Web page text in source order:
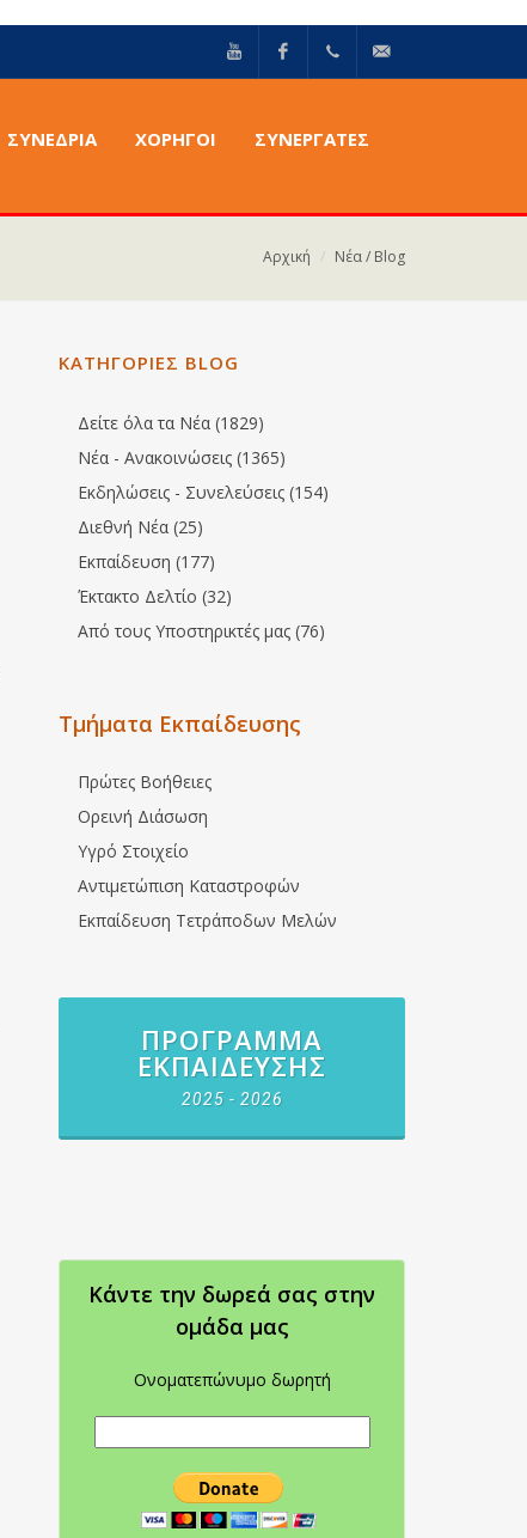
ΣΥΝΈΔΡΙΑ ΧΟΡΗΓΟΙ ΣΥΝΕΡΓΑΤΕΣ
Αρχική Νέα / Blog
ΚΑΤΗΓΟΡΙΕΣ BLOG
Δείτε όλα τα Νέα (1829)
Νέα - Ανακοινώσεις (1365)
Εκδηλώσεις - Συνελεύσεις (154)
Διεθνή Νέα (25)
Εκπαίδευση (177)
Έκτακτο Δελτίο (32)
Από τους Υποστηρικτές μας (76)
Τμήματα Εκπαίδευσης
Πρώτες Βοήθειες
Ορεινή Διάσωση
Υγρό Στοιχείο
Αντιμετώπιση Καταστροφών
Εκπαίδευση Τετράποδων Μελών
ΠΡΌΓΡΑΜΜΑ
ΕΚΠΑΊΔΕΥΣΗΣ
2025 - 2026
Κάντε την δωρεά σας στην
oμάδα μας
Ονοματεπώνυμο δωρητή